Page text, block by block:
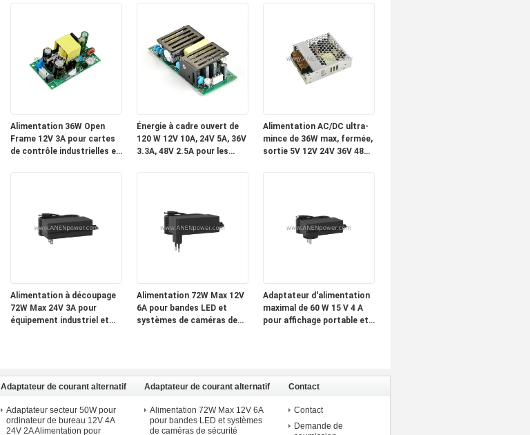
Alimentation 36W Open
Frame 12V 3A pour cartes
de contrôle industrielles et
Énergie à cadre ouvert de
120 W 12V 10A, 24V 5A, 36V
3.3A, 48V 2.5A pour les
Alimentation AC/DC ultra-
mince de 36W max, fermée,
sortie 5V 12V 24V 36V 48V
Alimentation à découpage
72W Max 24V 3A pour
équipement industriel et
Alimentation 72W Max 12V
6A pour bandes LED et
systèmes de caméras de
Adaptateur d'alimentation
maximal de 60 W 15 V 4 A
pour affichage portable et
Adaptateur de courant alternatif
standard - Bureau
Adaptateur secteur 50W pour
ordinateur de bureau 12V 4A
24V 2A Alimentation pour
Adaptateur de courant alternatif
standard - monture murale
Alimentation 72W Max 12V 6A
pour bandes LED et systèmes
de caméras de sécurité
Contact
Contact
Demande de